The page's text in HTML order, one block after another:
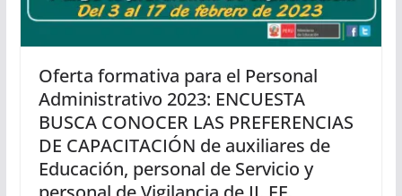
Oferta formativa para el Personal
Administrativo 2023: ENCUESTA
BUSCA CONOCER LAS PREFERENCIAS
DE CAPACITACIÓN de auxiliares de
Educación, personal de Servicio y